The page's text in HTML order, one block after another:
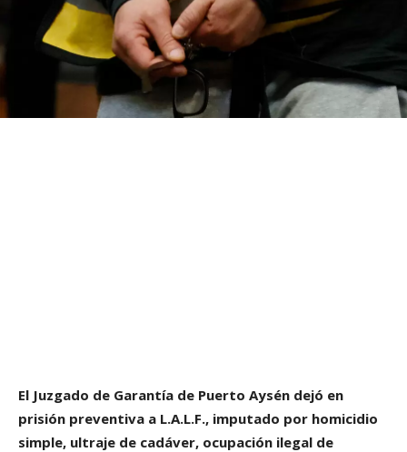
El Juzgado de Garantía de Puerto Aysén dejó en
prisión preventiva a L.A.L.F., imputado por homicidio
simple, ultraje de cadáver, ocupación ilegal de